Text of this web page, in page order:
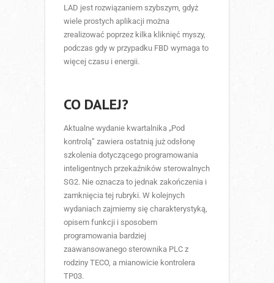
LAD jest rozwiązaniem szybszym, gdyż
wiele prostych aplikacji można
zrealizować poprzez kilka kliknięć myszy,
podczas gdy w przypadku FBD wymaga to
więcej czasu i energii.
CO DALEJ?
Aktualne wydanie kwartalnika „Pod
kontrolą” zawiera ostatnią już odsłonę
szkolenia dotyczącego programowania
inteligentnych przekaźników sterowalnych
SG2. Nie oznacza to jednak zakończenia i
zamknięcia tej rubryki. W kolejnych
wydaniach zajmiemy się charakterystyką,
opisem funkcji i sposobem
programowania bardziej
zaawansowanego sterownika PLC z
rodziny TECO, a mianowicie kontrolera
TP03.